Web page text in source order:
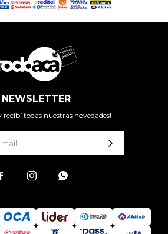
NEWSLETTER
recibí todas nuestras novedades!
 